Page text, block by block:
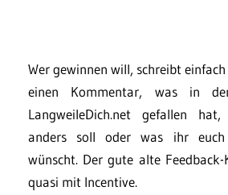
Wer gewinnen will, schreibt
einen Kommentar, was in
LangweileDich.net gefallen
anders soll oder was ihr
wünscht. Der gute alte Feedback-
quasi mit Incentive.